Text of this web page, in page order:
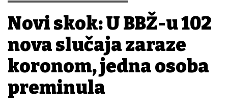
Novi skok: U BBŽ-u 102
nova slučaja zaraze
koronom, jedna osoba
preminula